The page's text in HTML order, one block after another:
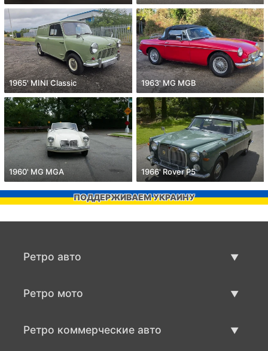
1965' MINI Classic 1963' MG MGB
1960' MG MGA 1966' Rover P5
ПОДДЕРЖИВАЕМ УКРАИНУ
Ретро авто
Ретро мото
Ретро коммерческие авто